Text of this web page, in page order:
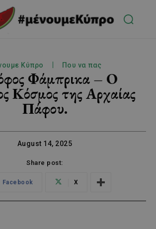
Κύπρο Που να πας
Φάμπρικα – Ο
Κόσμος της Αρχαίας
Πάφου.
August 14, 2025
Share post:
Facebook X